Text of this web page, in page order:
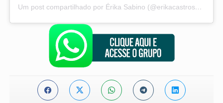
Um post compartilhado por Érika Sabino (@erikacastrosabino)